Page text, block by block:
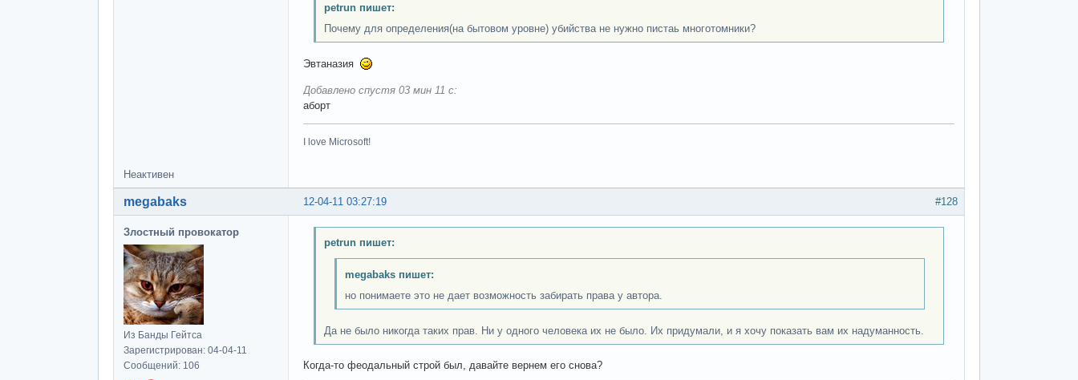
petrun пишет:
Почему для определения(на бытовом уровне) убийства не нужно пистаь многотомники?
Эвтаназия
Добавлено спустя 03 мин 11 с:
аборт
I love Microsoft!
Неактивен
#128
12-04-11 03:27:19
megabaks
Злостный провокатор
Из Банды Гейтса
Зарегистрирован: 04-04-11
Сообщений: 106
petrun пишет:
megabaks пишет:
но понимаете это не дает возможность забирать права у автора.
Да не было никогда таких прав. Ни у одного человека их не было. Их придумали, и я хочу показать вам их надуманность.
Когда-то феодальный строй был, давайте вернем его снова?